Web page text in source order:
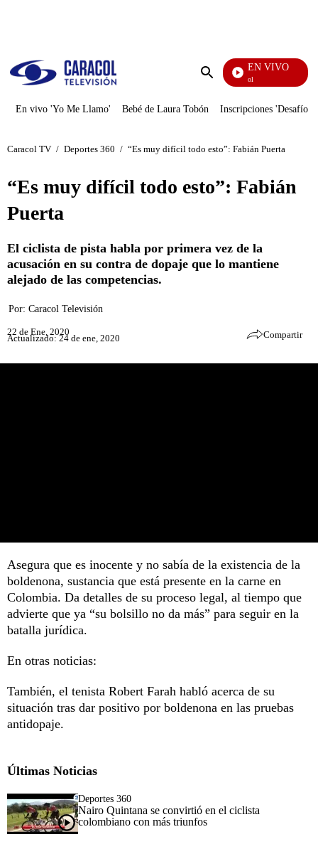
Enviar
EN VIVO
Noticias Caracol
En vivo 'Yo Me Llamo' Bebé de Laura Tobón Inscripciones 'Desafío'
Caracol TV / Deportes 360 / “Es muy difícil todo esto”: Fabián Puerta
“Es muy difícil todo esto”: Fabián
Puerta
El ciclista de pista habla por primera vez de la
acusación en su contra de dopaje que lo mantiene
alejado de las competencias.
Por: Caracol Televisión
22 de Ene, 2020
Actualizado: 24 de ene, 2020 Compartir
Asegura que es inocente y no sabía de la existencia de la
boldenona, sustancia que está presente en la carne en
Colombia. Da detalles de su proceso legal, al tiempo que
advierte que ya “su bolsillo no da más” para seguir en la
batalla jurídica.
En otras noticias:
También, el tenista Robert Farah habló acerca de su
situación tras dar positivo por boldenona en las pruebas
antidopaje.
Últimas Noticias
Deportes 360
Nairo Quintana se convirtió en el ciclista
colombiano con más triunfos